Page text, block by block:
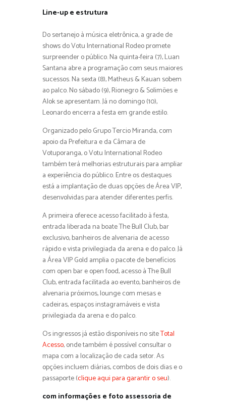
Line-up e estrutura
Do sertanejo à música eletrônica, a grade de
shows do Votu International Rodeo promete
surpreender o público. Na quinta-feira (7), Luan
Santana abre a programação com seus maiores
sucessos. Na sexta (8), Matheus & Kauan sobem
ao palco. No sábado (9), Rionegro & Solimões e
Alok se apresentam. Já no domingo (10),
Leonardo encerra a festa em grande estilo.
Organizado pelo Grupo Tercio Miranda, com
apoio da Prefeitura e da Câmara de
Votuporanga, o Votu International Rodeo
também terá melhorias estruturais para ampliar
a experiência do público. Entre os destaques
está a implantação de duas opções de Área VIP,
desenvolvidas para atender diferentes perfis.
A primeira oferece acesso facilitado à festa,
entrada liberada na boate The Bull Club, bar
exclusivo, banheiros de alvenaria de acesso
rápido e vista privilegiada da arena e do palco. Já
a Área VIP Gold amplia o pacote de benefícios
com open bar e open food, acesso à The Bull
Club, entrada facilitada ao evento, banheiros de
alvenaria próximos, lounge com mesas e
cadeiras, espaços instagramáveis e vista
privilegiada da arena e do palco.
Os ingressos já estão disponíveis no siteTotal
Acesso, onde também é possível consultar o
mapa com a localização de cada setor. As
opções incluem diárias, combos de dois dias e o
passaporte (clique aqui para garantir o seu).
com informações e foto assessoria de